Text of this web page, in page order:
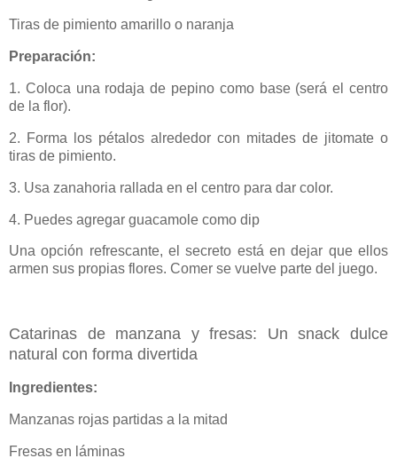
Tiras de pimiento amarillo o naranja
Preparación:
1. Coloca una rodaja de pepino como base (será el centro
de la flor).
2. Forma los pétalos alrededor con mitades de jitomate o
tiras de pimiento.
3. Usa zanahoria rallada en el centro para dar color.
4. Puedes agregar guacamole como dip
Una opción refrescante, el secreto está en dejar que ellos
armen sus propias flores. Comer se vuelve parte del juego.
Catarinas de manzana y fresas: Un snack dulce
natural con forma divertida
Ingredientes:
Manzanas rojas partidas a la mitad
Fresas en láminas